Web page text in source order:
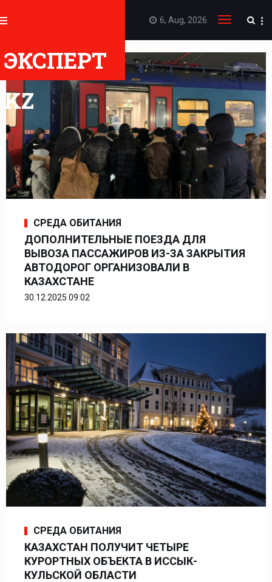
ЭКСПЕРТ
KZ
6, Aug, 2026
Toggle
СРЕДА ОБИТАНИЯ
ДОПОЛНИТЕЛЬНЫЕ ПОЕЗДА ДЛЯ
ВЫВОЗА ПАССАЖИРОВ ИЗ-ЗА ЗАКРЫТИЯ
АВТОДОРОГ ОРГАНИЗОВАЛИ В
КАЗАХСТАНЕ
30.12.2025 09:02
СРЕДА ОБИТАНИЯ
КАЗАХСТАН ПОЛУЧИТ ЧЕТЫРЕ
КУРОРТНЫХ ОБЪЕКТА В ИССЫК-
КУЛЬСКОЙ ОБЛАСТИ